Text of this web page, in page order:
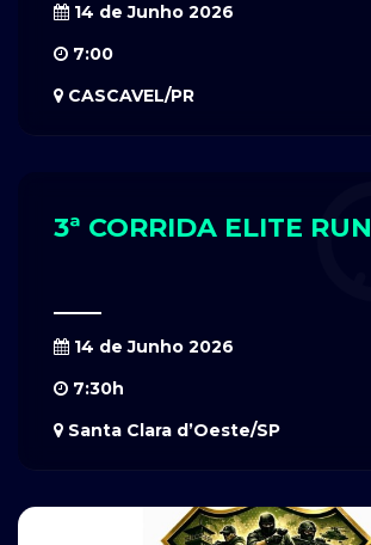
14 de Junho 2026
7:00
CASCAVEL/PR
3ª CORRIDA ELITE RUN
14 de Junho 2026
7:30h
Santa Clara d’Oeste/SP